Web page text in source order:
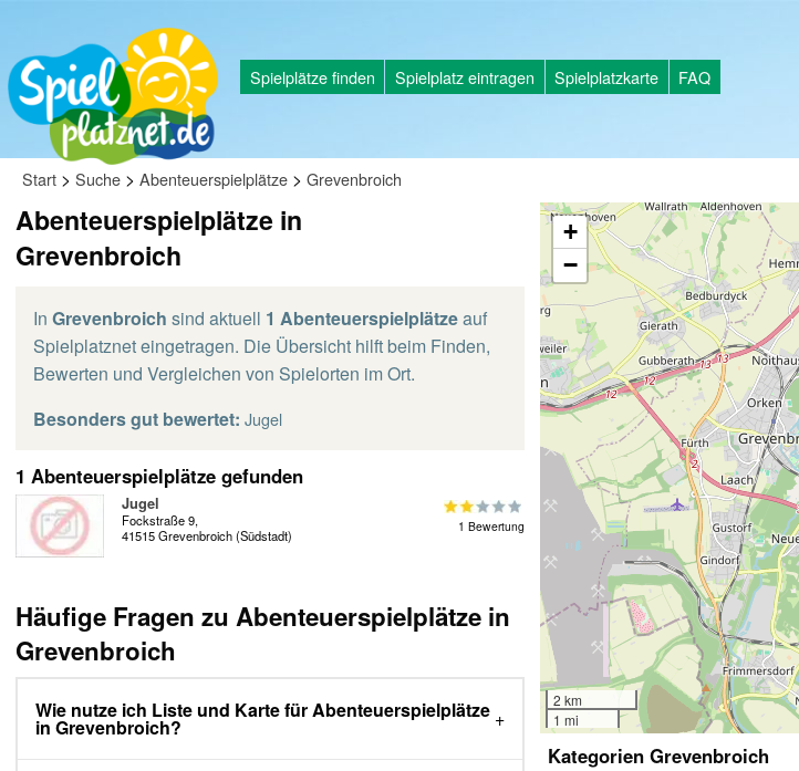
Spielplätze finden Spielplatz eintragen Spielplatzkarte FAQ
Start > Suche > Abenteuerspielplätze > Grevenbroich
Abenteuerspielplätze in
Grevenbroich
In Grevenbroich sind aktuell 1 Abenteuerspielplätzeauf
Spielplatznet eingetragen. Die Übersicht hilft beim Finden,
Bewerten und Vergleichen von Spielorten im Ort.
Besonders gut bewertet: Jugel
1 Abenteuerspielplätze gefunden
Jugel
Fockstraße 9,
41515 Grevenbroich (Südstadt)
1 Bewertung
Häufige Fragen zu Abenteuerspielplätze in
Grevenbroich
Wie nutze ich Liste und Karte für Abenteuerspielplätze
in Grevenbroich?
+
−
2 km
1 mi
Kategorien Grevenbroich